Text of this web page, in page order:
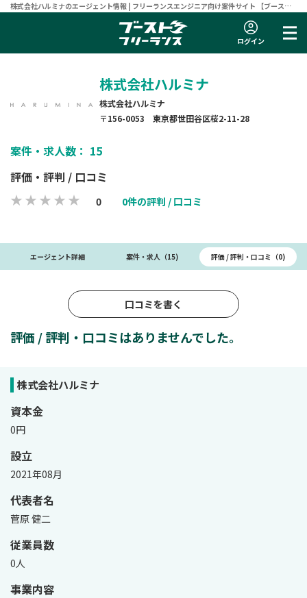
株式会社ハルミナのエージェント情報 | フリーランスエンジニア向け案件サイト 【ブースト
ログイン
株式会社ハルミナ
株式会社ハルミナ
〒156-0053 東京都世田谷区桜2-11-28
案件・求人数： 15
評価・評判 / 口コミ
0 0件の評判 / 口コミ
エージェント詳細 案件・求人（15) 評価 / 評判・口コミ（0)
口コミを書く
評価 / 評判・口コミはありませんでした。
株式会社ハルミナ
資本金
0円
設立
2021年08月
代表者名
菅原 健二
従業員数
0人
事業内容